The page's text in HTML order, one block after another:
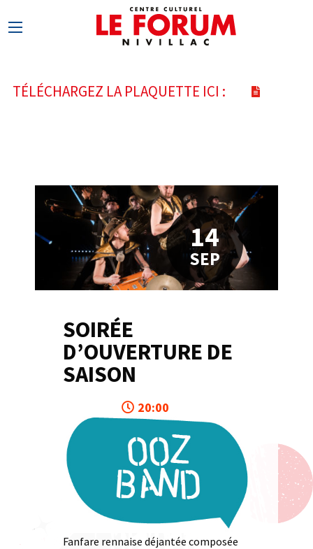
TÉLÉCHARGEZ LA PLAQUETTE ICI :
14
SEP
SOIRÉE
D’OUVERTURE DE
SAISON
20:00
Fanfare rennaise déjantée composée